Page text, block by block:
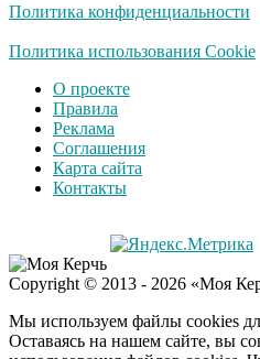
Политика конфиденциальности
Политика использования Cookie
О проекте
Правила
Реклама
Соглашения
Карта сайта
Контакты
Copyright © 2013 - 2026 «Моя
Мы используем файлы cookies
Оставаясь на нашем сайте, вы